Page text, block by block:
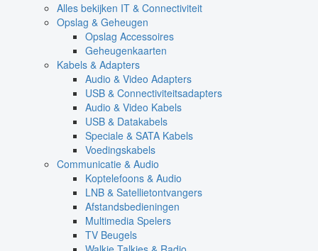
Alles bekijken IT & Connectiviteit
Opslag & Geheugen
Opslag Accessoires
Geheugenkaarten
Kabels & Adapters
Audio & Video Adapters
USB & Connectiviteitsadapters
Audio & Video Kabels
USB & Datakabels
Speciale & SATA Kabels
Voedingskabels
Communicatie & Audio
Koptelefoons & Audio
LNB & Satellietontvangers
Afstandsbedieningen
Multimedia Spelers
TV Beugels